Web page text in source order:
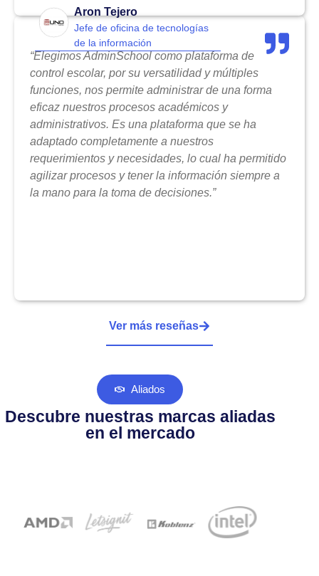
Aron Tejero
Jefe de oficina de tecnologías
de la información
“Elegimos AdminSchool como plataforma de
control escolar, por su versatilidad y múltiples
funciones, nos permite administrar de una forma
eficaz nuestros procesos académicos y
administrativos. Es una plataforma que se ha
adaptado completamente a nuestros
requerimientos y necesidades, lo cual ha permitido
agilizar procesos y tener la información siempre a
la mano para la toma de decisiones.”
Ver más reseñas
Aliados
Descubre nuestras marcas aliadas
en el mercado